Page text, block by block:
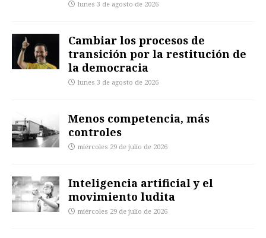
lunes 3 de agosto de 2026
Cambiar los procesos de
transición por la restitución de
la democracia
lunes 3 de agosto de 2026
Menos competencia, más
controles
miércoles 29 de julio de 2026
Inteligencia artificial y el
movimiento ludita
miércoles 29 de julio de 2026